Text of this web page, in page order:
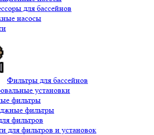
для бассейнов
насосы
Фильтры для бассейнов
установки
фильтры
фильтры
фильтров
для фильтров и установок